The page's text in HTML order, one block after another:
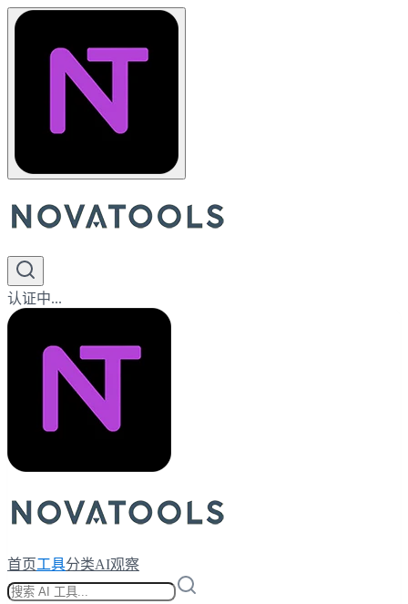
认证中...
首页工具分类AI观察